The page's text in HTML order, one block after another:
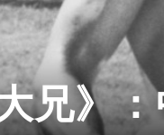
兄》